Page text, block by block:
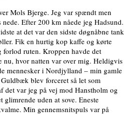
Mols Bjerge. Jeg var spændt men
Efter 200 km nåede jeg Hadsund.
at det var den sidste døgnåbne tank
Fik en hurtig kop kaffe og kørte
ruten. Kroppen havde det
nu, hvor natten var over mig. Heldigvis
mennesker i Nordjylland – min gamle
blev forceret så let som
det var jeg på vej mod Hanstholm og
glimrende uden at sove. Eneste
Min gennemsnitspuls var på